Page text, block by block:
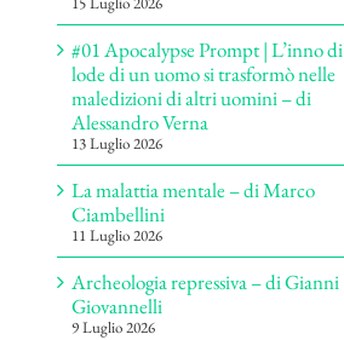
#01 Apocalypse Prompt | L’inno di
lode di un uomo si trasformò nelle
maledizioni di altri uomini – di
Alessandro Verna
13 Luglio 2026
La malattia mentale – di Marco
Ciambellini
11 Luglio 2026
Archeologia repressiva – di Gianni
Giovannelli
9 Luglio 2026